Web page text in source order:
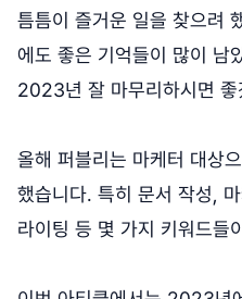
틈틈이 즐거운 일을 찾으려
에도 좋은 기억들이 많이 남
2023년 잘 마무리하시면 좋
올해 퍼블리는 마케터 대상
했습니다. 특히 문서 작성,
라이팅 등 몇 가지 키워드들